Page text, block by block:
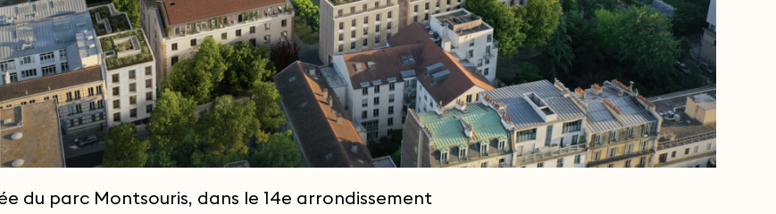
du parc Montsouris, dans le 14e arrondissement